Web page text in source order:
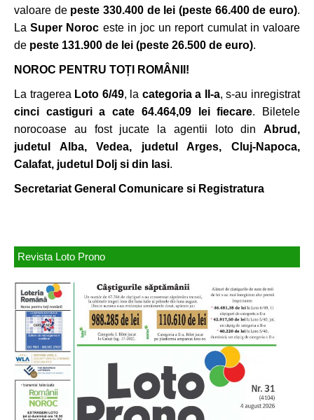
valoare de peste 330.400 de lei (peste 66.400 de euro).
LaSuper Noroc este in joc un report cumulat in valoare
de peste 131.900 de lei (peste 26.500 de euro).
NOROC PENTRU TOȚI ROMÂNII!
La tragerea Loto 6/49, la categoria a II-a, s-au inregistrat
cinci castiguri a cate 64.464,09 lei fiecare. Biletele
norocoase au fost jucate la agentii loto din Abrud,
judetul Alba, Vedea, judetul Arges, Cluj-Napoca,
Calafat, judetul Dolj si din Iasi.
Secretariat General Comunicare si Registratura
Revista Loto Prono